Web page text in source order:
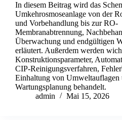
In diesem Beitrag wird das
Umkehrosmoseanlage von der
und Vorbehandlung bis zur RO-
Membranabtrennung,
Überwachung und endgültigen
erläutert. Außerdem werden
Konstruktionsparameter,
CIP-Reinigungsverfahren,
Einhaltung von Umweltauflagen
Wartungsplanung behandelt.
admin
Mai 15, 2026